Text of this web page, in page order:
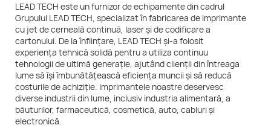
LEAD TECH este un furnizor de echipamente din cadrul
Grupului LEAD TECH, specializat în fabricarea de imprimante
cu jet de cerneală continuă, laser și de codificare a
cartonului. De la înființare, LEAD TECH și-a folosit
experiența tehnică solidă pentru a utiliza continuu
tehnologii de ultimă generație, ajutând clienții din întreaga
lume să își îmbunătățească eficiența muncii și să reducă
costurile de achiziție. Imprimantele noastre deservesc
diverse industrii din lume, inclusiv industria alimentară, a
băuturilor, farmaceutică, cosmetică, auto, cabluri și
electronică.